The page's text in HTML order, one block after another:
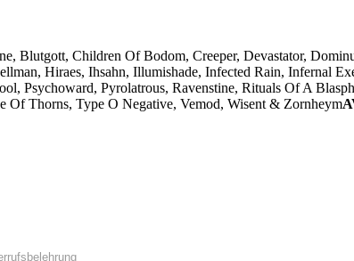
Blutgott, Children Of Bodom, Creeper, Devastator,
Hiraes, Ihsahn, Illumishade, Infected Rain, Infernal
Pyrolatrous, Ravenstine, Rituals Of A
Of Thorns, Type O Negative, Vemod, Wisent & Zornheym